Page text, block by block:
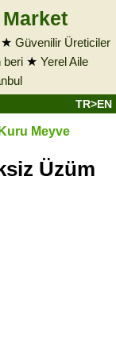
★ Güvenilir Üreticiler
beri★ Yerel Aile
TR>EN
Meyve
Üzüm